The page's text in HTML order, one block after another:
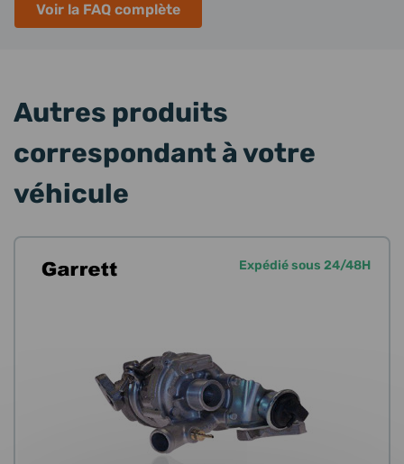
Voir la FAQ complète
Autres produits
correspondant à votre
véhicule
Expédié sous 24/48H